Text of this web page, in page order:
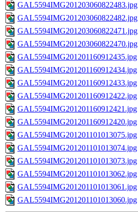
GAL5594IMG201203060822483.jpg
GAL5594IMG201203060822482.jpg
GAL5594IMG201203060822471.jpg
GAL5594IMG201203060822470.jpg
GAL5594IMG201201160912435.jpg
GAL5594IMG201201160912434.jpg
GAL5594IMG201201160912433.jpg
GAL5594IMG201201160912422.jpg
GAL5594IMG201201160912421.jpg
GAL5594IMG201201160912420.jpg
GAL5594IMG201201101013075.jpg
GAL5594IMG201201101013074.jpg
GAL5594IMG201201101013073.jpg
GAL5594IMG201201101013062.jpg
GAL5594IMG201201101013061.jpg
GAL5594IMG201201101013060.jpg